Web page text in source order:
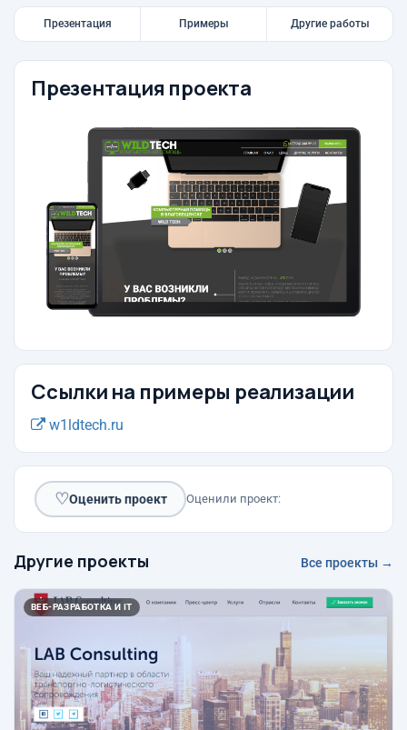
Презентация Примеры Другие работы
Презентация проекта
Ссылки на примеры реализации
w1ldtech.ru
♡Оценить проект Оценили проект:
Другие проекты Все проекты →
ВЕБ-РАЗРАБОТКА И IT